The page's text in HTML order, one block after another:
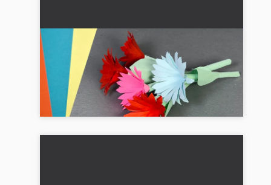
Papirblomster til Valentinsdag: Gør-
det-selv vejledning
🌸 💝 Lav smukke papirblomster til Valentinsdag!
En kreativ gaveidé, der kommer fra hjertet....